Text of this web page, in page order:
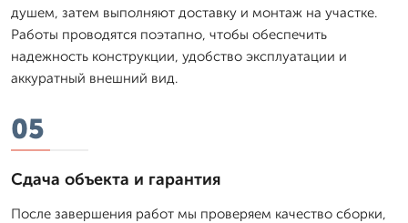
душем, затем выполняют доставку и монтаж на участке.
Работы проводятся поэтапно, чтобы обеспечить
надежность конструкции, удобство эксплуатации и
аккуратный внешний вид.
05
Сдача объекта и гарантия
После завершения работ мы проверяем качество сборки,